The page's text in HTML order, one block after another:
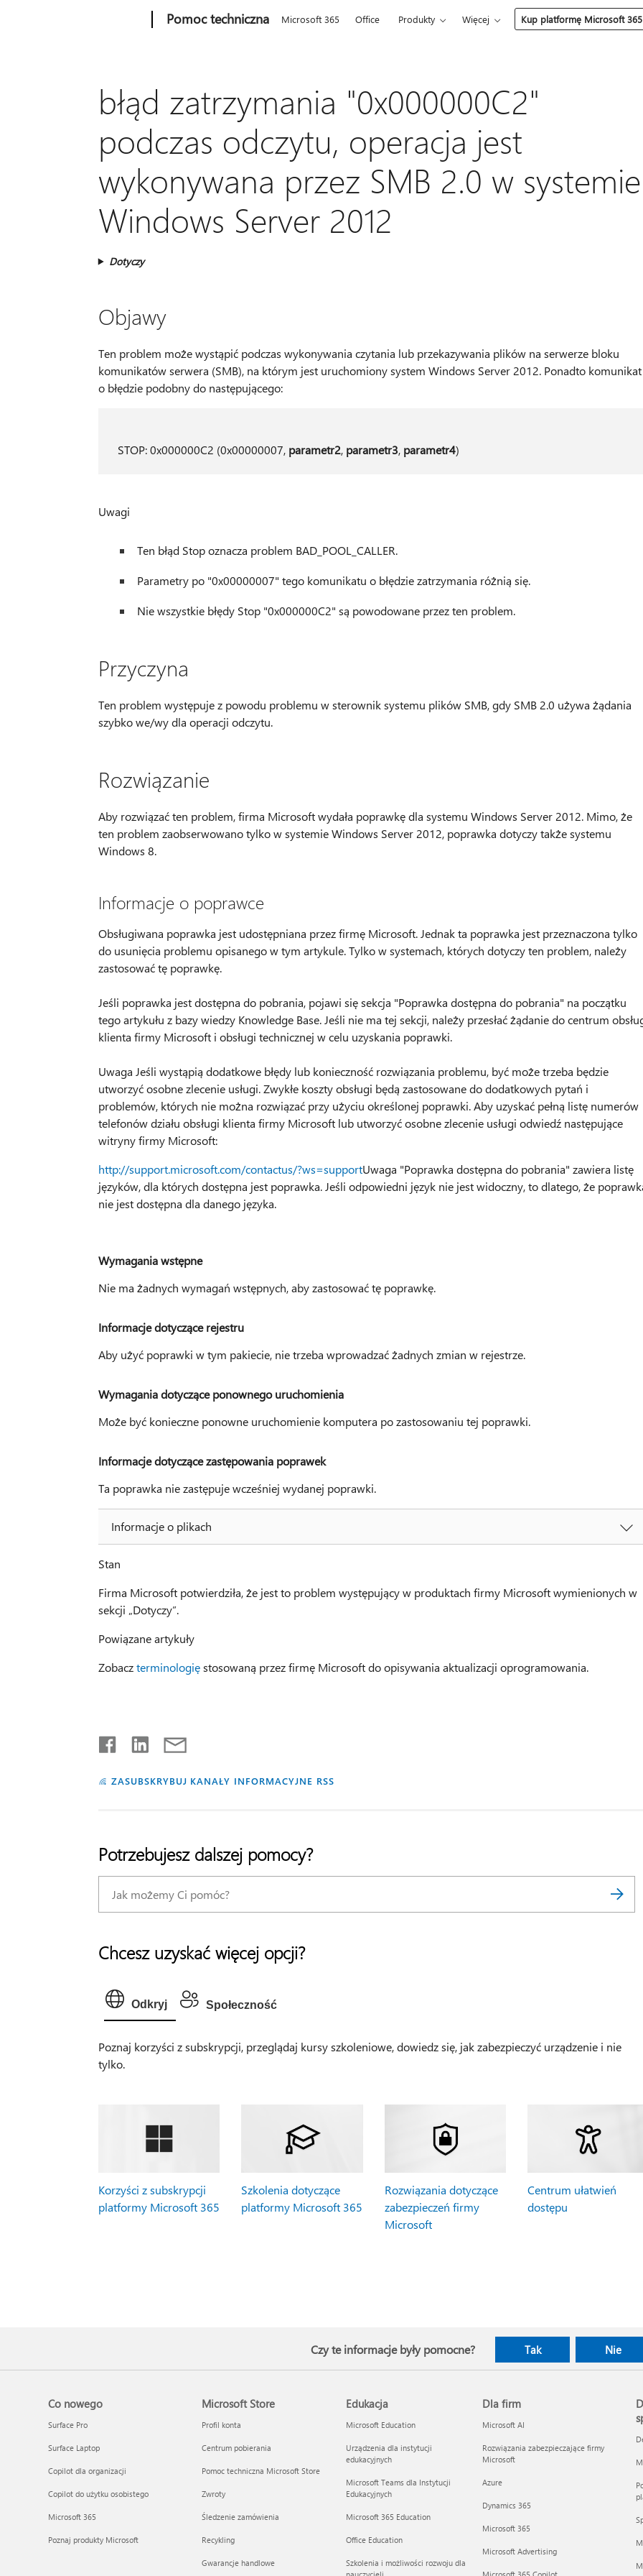
Pomoc techniczna Microsoft 365 Office Produkty Więcej Kup platformę Microsoft 365
błąd zatrzymania "0x000000C2"
podczas odczytu, operacja jest
wykonywana przez SMB 2.0 w systemie
Windows Server 2012
Dotyczy
Objawy
Ten problem może wystąpić podczas wykonywania czytania lub przekazywania plików na serwerze bloku
komunikatów serwera (SMB), na którym jest uruchomiony system Windows Server 2012. Ponadto komunikat
o błędzie podobny do następującego:
STOP: 0x000000C2 (0x00000007, parametr2, parametr3, parametr4)
Uwagi
Ten błąd Stop oznacza problem BAD_POOL_CALLER.
Parametry po "0x00000007" tego komunikatu o błędzie zatrzymania różnią się.
Nie wszystkie błędy Stop "0x000000C2" są powodowane przez ten problem.
Przyczyna
Ten problem występuje z powodu problemu w sterownik systemu plików SMB, gdy SMB 2.0 używa żądania
szybko we/wy dla operacji odczytu.
Rozwiązanie
Aby rozwiązać ten problem, firma Microsoft wydała poprawkę dla systemu Windows Server 2012. Mimo, że
ten problem zaobserwowano tylko w systemie Windows Server 2012, poprawka dotyczy także systemu
Windows 8.
Informacje o poprawce
Obsługiwana poprawka jest udostępniana przez firmę Microsoft. Jednak ta poprawka jest przeznaczona tylko
do usunięcia problemu opisanego w tym artykule. Tylko w systemach, których dotyczy ten problem, należy
zastosować tę poprawkę.
Jeśli poprawka jest dostępna do pobrania, pojawi się sekcja "Poprawka dostępna do pobrania" na początku
tego artykułu z bazy wiedzy Knowledge Base. Jeśli nie ma tej sekcji, należy przesłać żądanie do centrum
klienta firmy Microsoft i obsługi technicznej w celu uzyskania poprawki.
Uwaga Jeśli wystąpią dodatkowe błędy lub konieczność rozwiązania problemu, być może trzeba będzie
utworzyć osobne zlecenie usługi. Zwykłe koszty obsługi będą zastosowane do dodatkowych pytań i
problemów, których nie można rozwiązać przy użyciu określonej poprawki. Aby uzyskać pełną listę numerów
telefonów działu obsługi klienta firmy Microsoft lub utworzyć osobne zlecenie usługi odwiedź następujące
witryny firmy Microsoft:
http://support.microsoft.com/contactus/?ws=supportUwaga "Poprawka dostępna do pobrania" zawiera listę
języków, dla których dostępna jest poprawka. Jeśli odpowiedni język nie jest widoczny, to dlatego, że
nie jest dostępna dla danego języka.
Wymagania wstępne
Nie ma żadnych wymagań wstępnych, aby zastosować tę poprawkę.
Informacje dotyczące rejestru
Aby użyć poprawki w tym pakiecie, nie trzeba wprowadzać żadnych zmian w rejestrze.
Wymagania dotyczące ponownego uruchomienia
Może być konieczne ponowne uruchomienie komputera po zastosowaniu tej poprawki.
Informacje dotyczące zastępowania poprawek
Ta poprawka nie zastępuje wcześniej wydanej poprawki.
Informacje o plikach
Stan
Firma Microsoft potwierdziła, że jest to problem występujący w produktach firmy Microsoft wymienionych w
sekcji „Dotyczy”.
Powiązane artykuły
Zobaczterminologięstosowaną przez firmę Microsoft do opisywania aktualizacji oprogramowania.
ZASUBSKRYBUJ KANAŁY INFORMACYJNE RSS
Potrzebujesz dalszej pomocy?
Chcesz uzyskać więcej opcji?
Odkryj Społeczność
Poznaj korzyści z subskrypcji, przeglądaj kursy szkoleniowe, dowiedz się, jak zabezpieczyć urządzenie i nie
tylko.
Korzyści z subskrypcji
platformy Microsoft 365
Szkolenia dotyczące
platformy Microsoft 365
Rozwiązania dotyczące
zabezpieczeń firmy
Microsoft
Centrum ułatwień
dostępu
Czy te informacje były pomocne? Tak Nie
Co nowego
Surface Pro
Surface Laptop
Copilot dla organizacji
Copilot do użytku osobistego
Microsoft 365
Poznaj produkty Microsoft
Microsoft Store
Profil konta
Centrum pobierania
Pomoc techniczna Microsoft Store
Zwroty
Śledzenie zamówienia
Recykling
Gwarancje handlowe
Edukacja
Microsoft Education
Urządzenia dla instytucji
edukacyjnych
Microsoft Teams dla Instytucji
Edukacyjnych
Microsoft 365 Education
Office Education
Szkolenia i możliwości rozwoju dla
Dla firm
Microsoft AI
Rozwiązania zabezpieczające firmy
Microsoft
Azure
Dynamics 365
Microsoft 365
Microsoft Advertising